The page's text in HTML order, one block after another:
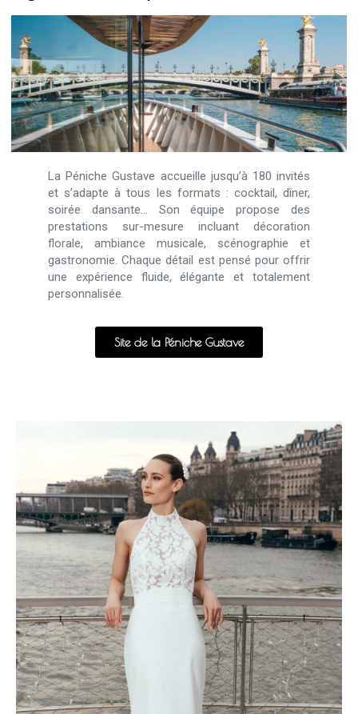
La Péniche Gustave accueille jusqu’à 180 invités
et s’adapte à tous les formats : cocktail, dîner,
soirée dansante… Son équipe propose des
prestations sur-mesure incluant décoration
florale, ambiance musicale, scénographie et
gastronomie. Chaque détail est pensé pour offrir
une expérience fluide, élégante et totalement
personnalisée.
Site de la Péniche Gustave